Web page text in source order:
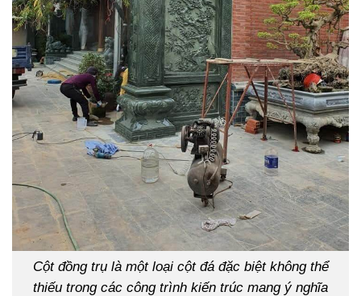
Cột đồng trụ là một loại cột đá đặc biệt không thể
thiếu trong các công trình kiến trúc mang ý nghĩa